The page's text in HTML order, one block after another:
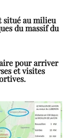
situé au milieu
du massif du
pour arriver
et visites